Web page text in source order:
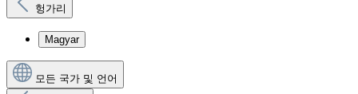
헝가리
Magyar
모든 국가 및 언어